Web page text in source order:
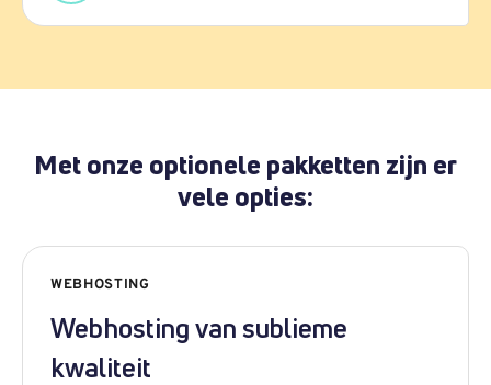
Met onze optionele pakketten zijn er
vele opties:
WEBHOSTING
Webhosting van sublieme
kwaliteit